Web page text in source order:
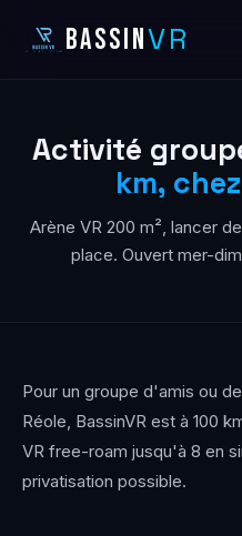
BASSINVR
Activité
km,
Arène VR 200 m², lancer
place. Ouvert mer-
Pour un groupe d'amis ou
Réole, BassinVR est à 100
VR free-roam jusqu'à 8 en
privatisation possible.